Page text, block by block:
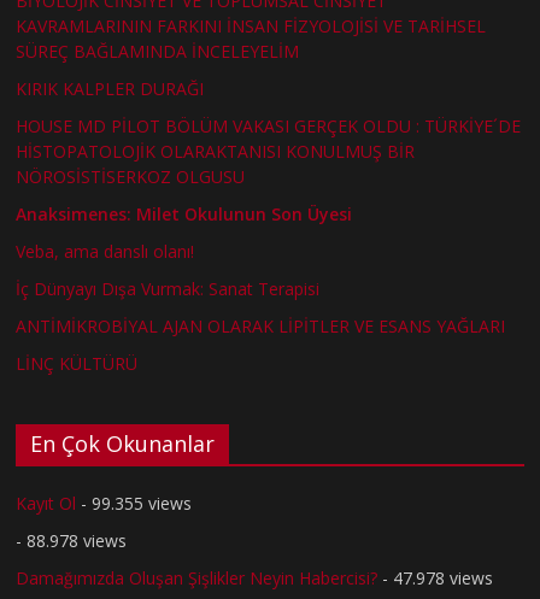
KAVRAMLARININ FARKINI İNSAN FİZYOLOJİSİ VE TARİHSEL
SÜREÇ BAĞLAMINDA İNCELEYELİM
KIRIK KALPLER DURAĞI
HOUSE MD PİLOT BÖLÜM VAKASI GERÇEK OLDU : TÜRKİYE´DE
HİSTOPATOLOJİK OLARAKTANISI KONULMUŞ BİR
NÖROSİSTİSERKOZ OLGUSU
Anaksimenes: Milet Okulunun Son Üyesi
Veba, ama danslı olanı!
İç Dünyayı Dışa Vurmak: Sanat Terapisi
ANTİMİKROBİYAL AJAN OLARAK LİPİTLER VE ESANS YAĞLARI
LİNÇ KÜLTÜRÜ
En Çok Okunanlar
Kayıt Ol - 99.355 views
- 88.978 views
Damağımızda Oluşan Şişlikler Neyin Habercisi? - 47.978 views